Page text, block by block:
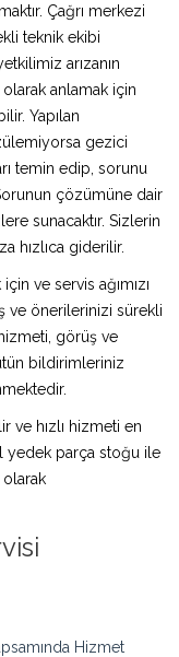
Çağrı merkezi
teknik ekibi
arızanın
anlamak için
Yapılan
gezici
temin edip, sorunu
çözümüne dair
sunacaktır. Sizlerin
hızlıca giderilir.
ve servis ağımızı
ve önerilerinizi sürekli
görüş ve
bildirimleriniz
ve hızlı hizmeti en
yedek parça stoğu ile
Hizmet